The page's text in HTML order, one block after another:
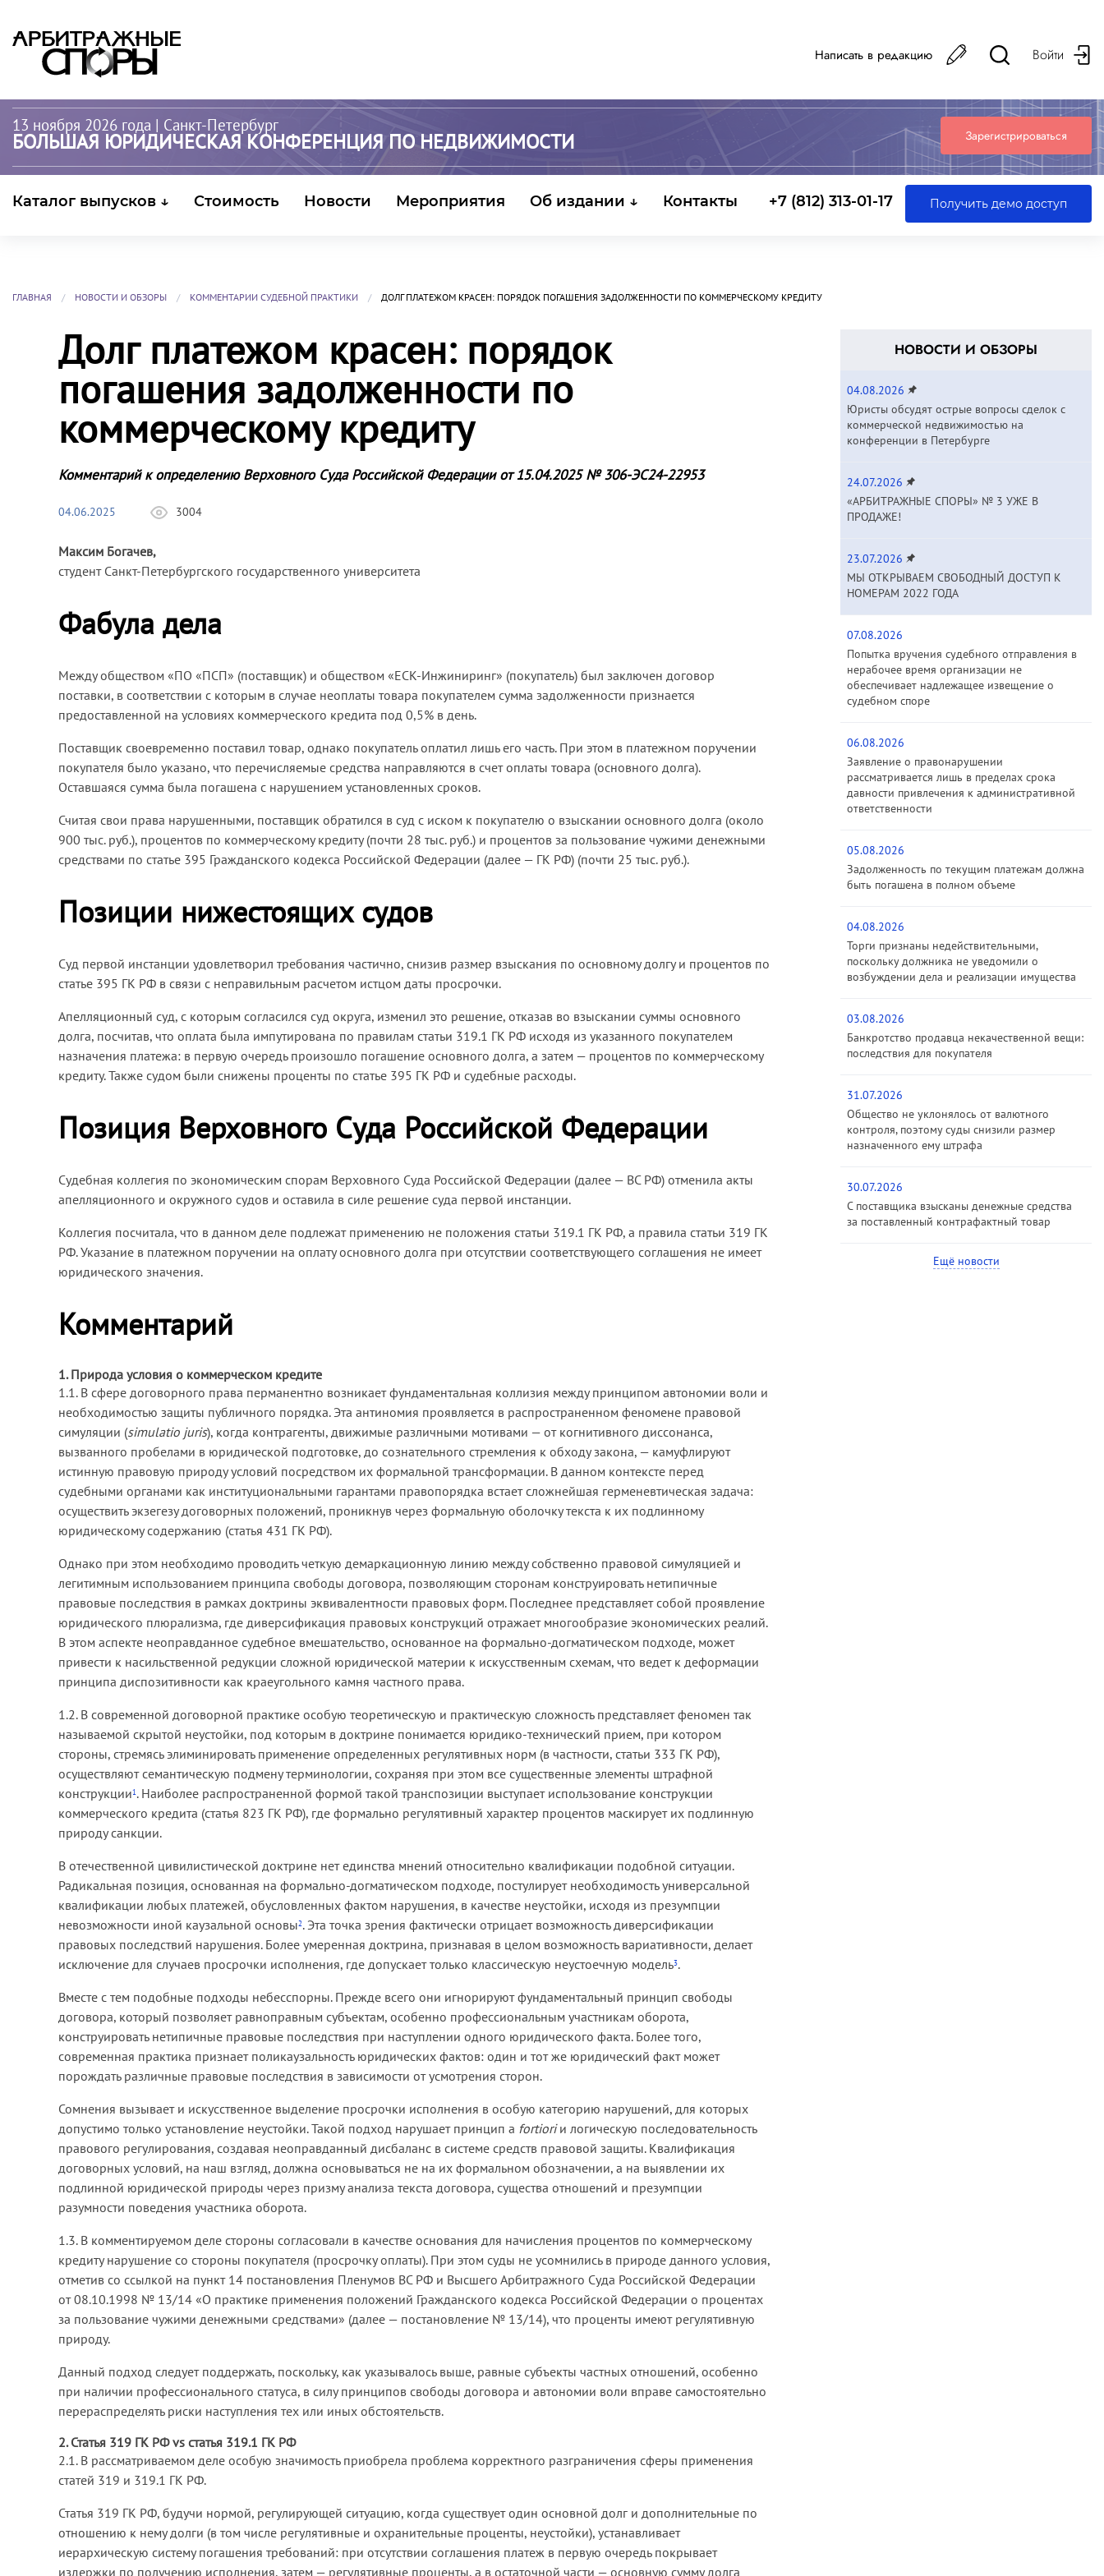
Написать в редакцию Войти
13 ноября 2026 года | Санкт-Петербург
БОЛЬШАЯ ЮРИДИЧЕСКАЯ КОНФЕРЕНЦИЯ ПО НЕДВИЖИМОСТИ Зарегистрироваться
Каталог выпусков ↓ Стоимость Новости Мероприятия Об издании ↓ Контакты +7 (812) 313-01-17 Получить демо доступ
ГЛАВНАЯ НОВОСТИ И ОБЗОРЫ КОММЕНТАРИИ СУДЕБНОЙ ПРАКТИКИ ДОЛГ ПЛАТЕЖОМ КРАСЕН: ПОРЯДОК ПОГАШЕНИЯ ЗАДОЛЖЕННОСТИ ПО КОММЕРЧЕСКОМУ КРЕДИТУ
Долг платежом красен: порядок
погашения задолженности по
коммерческому кредиту
Комментарий к определению Верховного Суда Российской Федерации от 15.04.2025 № 306-ЭС24-22953
04.06.2025 3004
Максим Богачев,
студент Санкт-Петербургского государственного университета
Фабула дела
Между обществом «ПО «ПСП» (поставщик) и обществом «ЕСК-Инжиниринг» (покупатель) был заключен договор
поставки, в соответствии с которым в случае неоплаты товара покупателем сумма задолженности признается
предоставленной на условиях коммерческого кредита под 0,5% в день.
Поставщик своевременно поставил товар, однако покупатель оплатил лишь его часть. При этом в платежном поручении
покупателя было указано, что перечисляемые средства направляются в счет оплаты товара (основного долга).
Оставшаяся сумма была погашена с нарушением установленных сроков.
Считая свои права нарушенными, поставщик обратился в суд с иском к покупателю о взыскании основного долга (около
900 тыс. руб.), процентов по коммерческому кредиту (почти 28 тыс. руб.) и процентов за пользование чужими денежными
средствами по статье 395 Гражданского кодекса Российской Федерации (далее — ГК РФ) (почти 25 тыс. руб.).
Позиции нижестоящих судов
Суд первой инстанции удовлетворил требования частично, снизив размер взыскания по основному долгу и процентов по
статье 395 ГК РФ в связи с неправильным расчетом истцом даты просрочки.
Апелляционный суд, с которым согласился суд округа, изменил это решение, отказав во взыскании суммы основного
долга, посчитав, что оплата была импутирована по правилам статьи 319.1 ГК РФ исходя из указанного покупателем
назначения платежа: в первую очередь произошло погашение основного долга, а затем — процентов по коммерческому
кредиту. Также судом были снижены проценты по статье 395 ГК РФ и судебные расходы.
Позиция Верховного Суда Российской Федерации
Судебная коллегия по экономическим спорам Верховного Суда Российской Федерации (далее — ВС РФ) отменила акты
апелляционного и окружного судов и оставила в силе решение суда первой инстанции.
Коллегия посчитала, что в данном деле подлежат применению не положения статьи 319.1 ГК РФ, а правила статьи 319 ГК
РФ. Указание в платежном поручении на оплату основного долга при отсутствии соответствующего соглашения не имеет
юридического значения.
Комментарий
1. Природа условия о коммерческом кредите
1.1. В сфере договорного права перманентно возникает фундаментальная коллизия между принципом автономии воли и
необходимостью защиты публичного порядка. Эта антиномия проявляется в распространенном феномене правовой
симуляции (simulatio juris), когда контрагенты, движимые различными мотивами — от когнитивного диссонанса,
вызванного пробелами в юридической подготовке, до сознательного стремления к обходу закона, — камуфлируют
истинную правовую природу условий посредством их формальной трансформации. В данном контексте перед
судебными органами как институциональными гарантами правопорядка встает сложнейшая герменевтическая задача:
осуществить экзегезу договорных положений, проникнув через формальную оболочку текста к их подлинному
юридическому содержанию (статья 431 ГК РФ).
Однако при этом необходимо проводить четкую демаркационную линию между собственно правовой симуляцией и
легитимным использованием принципа свободы договора, позволяющим сторонам конструировать нетипичные
правовые последствия в рамках доктрины эквивалентности правовых форм. Последнее представляет собой проявление
юридического плюрализма, где диверсификация правовых конструкций отражает многообразие экономических реалий.
В этом аспекте неоправданное судебное вмешательство, основанное на формально-догматическом подходе, может
привести к насильственной редукции сложной юридической материи к искусственным схемам, что ведет к деформации
принципа диспозитивности как краеугольного камня частного права.
1.2. В современной договорной практике особую теоретическую и практическую сложность представляет феномен так
называемой скрытой неустойки, под которым в доктрине понимается юридико-технический прием, при котором
стороны, стремясь элиминировать применение определенных регулятивных норм (в частности, статьи 333 ГК РФ),
осуществляют семантическую подмену терминологии, сохраняя при этом все существенные элементы штрафной
конструкции1 . Наиболее распространенной формой такой транспозиции выступает использование конструкции
коммерческого кредита (статья 823 ГК РФ), где формально регулятивный характер процентов маскирует их подлинную
природу санкции.
В отечественной цивилистической доктрине нет единства мнений относительно квалификации подобной ситуации.
Радикальная позиция, основанная на формально-догматическом подходе, постулирует необходимость универсальной
квалификации любых платежей, обусловленных фактом нарушения, в качестве неустойки, исходя из презумпции
невозможности иной каузальной основы2. Эта точка зрения фактически отрицает возможность диверсификации
правовых последствий нарушения. Более умеренная доктрина, признавая в целом возможность вариативности, делает
исключение для случаев просрочки исполнения, где допускает только классическую неустоечную модель3.
Вместе с тем подобные подходы небесспорны. Прежде всего они игнорируют фундаментальный принцип свободы
договора, который позволяет равноправным субъектам, особенно профессиональным участникам оборота,
конструировать нетипичные правовые последствия при наступлении одного юридического факта. Более того,
современная практика признает поликаузальность юридических фактов: один и тот же юридический факт может
порождать различные правовые последствия в зависимости от усмотрения сторон.
Сомнения вызывает и искусственное выделение просрочки исполнения в особую категорию нарушений, для которых
допустимо только установление неустойки. Такой подход нарушает принцип a fortioriи логическую последовательность
правового регулирования, создавая неоправданный дисбаланс в системе средств правовой защиты. Квалификация
договорных условий, на наш взгляд, должна основываться не на их формальном обозначении, а на выявлении их
подлинной юридической природы через призму анализа текста договора, существа отношений и презумпции
разумности поведения участника оборота.
1.3. В комментируемом деле стороны согласовали в качестве основания для начисления процентов по коммерческому
кредиту нарушение со стороны покупателя (просрочку оплаты). При этом суды не усомнились в природе данного условия,
отметив со ссылкой на пункт 14 постановления Пленумов ВС РФ и Высшего Арбитражного Суда Российской Федерации
от 08.10.1998 № 13/14 «О практике применения положений Гражданского кодекса Российской Федерации о процентах
за пользование чужими денежными средствами» (далее — постановление № 13/14), что проценты имеют регулятивную
природу.
Данный подход следует поддержать, поскольку, как указывалось выше, равные субъекты частных отношений, особенно
при наличии профессионального статуса, в силу принципов свободы договора и автономии воли вправе самостоятельно
перераспределять риски наступления тех или иных обстоятельств.
2. Статья 319 ГК РФ vs статья 319.1 ГК РФ
2.1. В рассматриваемом деле особую значимость приобрела проблема корректного разграничения сферы применения
статей 319 и 319.1 ГК РФ.
Статья 319 ГК РФ, будучи нормой, регулирующей ситуацию, когда существует один основной долг и дополнительные по
отношению к нему долги (в том числе регулятивные и охранительные проценты, неустойки), устанавливает
иерархическую систему погашения требований: при отсутствии соглашения платеж в первую очередь покрывает
издержки по получению исполнения, затем — регулятивные проценты, а в остаточной части — основную сумму долга
НОВОСТИ И ОБЗОРЫ
04.08.2026
Юристы обсудят острые вопросы сделок с
коммерческой недвижимостью на
конференции в Петербурге
24.07.2026
«АРБИТРАЖНЫЕ СПОРЫ» № 3 УЖЕ В
ПРОДАЖЕ!
23.07.2026
МЫ ОТКРЫВАЕМ СВОБОДНЫЙ ДОСТУП К
НОМЕРАМ 2022 ГОДА
07.08.2026
Попытка вручения судебного отправления в
нерабочее время организации не
обеспечивает надлежащее извещение о
судебном споре
06.08.2026
Заявление о правонарушении
рассматривается лишь в пределах срока
давности привлечения к административной
ответственности
05.08.2026
Задолженность по текущим платежам должна
быть погашена в полном объеме
04.08.2026
Торги признаны недействительными,
поскольку должника не уведомили о
возбуждении дела и реализации имущества
03.08.2026
Банкротство продавца некачественной вещи:
последствия для покупателя
31.07.2026
Общество не уклонялось от валютного
контроля, поэтому суды снизили размер
назначенного ему штрафа
30.07.2026
С поставщика взысканы денежные средства
за поставленный контрафактный товар
Ещё новости